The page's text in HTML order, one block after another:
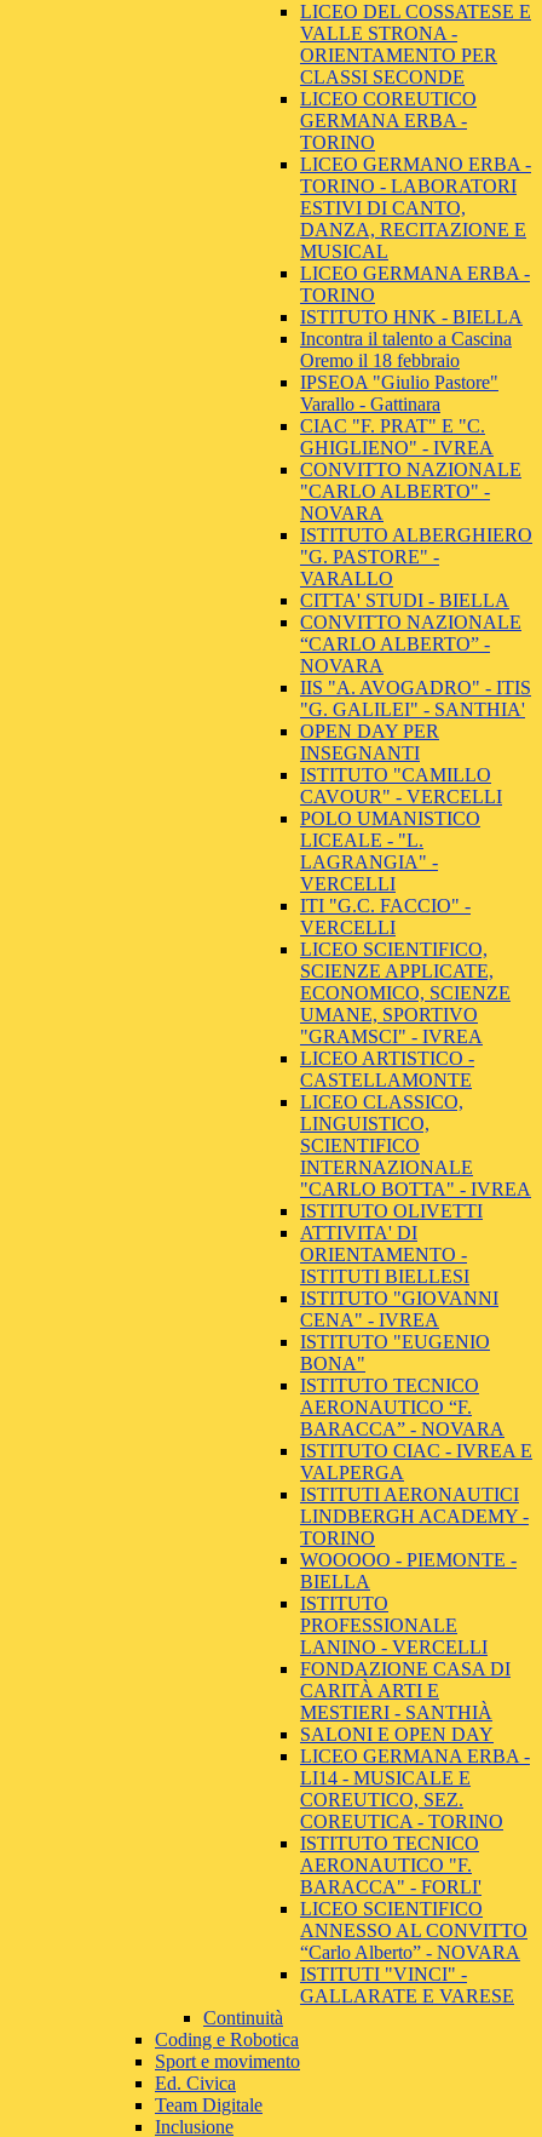
LICEO DEL COSSATESE E
VALLE STRONA -
ORIENTAMENTO PER
CLASSI SECONDE
LICEO COREUTICO
GERMANA ERBA -
TORINO
LICEO GERMANO ERBA -
TORINO - LABORATORI
ESTIVI DI CANTO,
DANZA, RECITAZIONE E
MUSICAL
LICEO GERMANA ERBA -
TORINO
ISTITUTO HNK - BIELLA
Incontra il talento a Cascina
Oremo il 18 febbraio
IPSEOA "Giulio Pastore"
Varallo - Gattinara
CIAC "F. PRAT" E "C.
GHIGLIENO" - IVREA
CONVITTO NAZIONALE
"CARLO ALBERTO" -
NOVARA
ISTITUTO ALBERGHIERO
"G. PASTORE" -
VARALLO
CITTA' STUDI - BIELLA
CONVITTO NAZIONALE
“CARLO ALBERTO” -
NOVARA
IIS "A. AVOGADRO" - ITIS
"G. GALILEI" - SANTHIA'
OPEN DAY PER
INSEGNANTI
ISTITUTO "CAMILLO
CAVOUR" - VERCELLI
POLO UMANISTICO
LICEALE - "L.
LAGRANGIA" -
VERCELLI
ITI "G.C. FACCIO" -
VERCELLI
LICEO SCIENTIFICO,
SCIENZE APPLICATE,
ECONOMICO, SCIENZE
UMANE, SPORTIVO
"GRAMSCI" - IVREA
LICEO ARTISTICO -
CASTELLAMONTE
LICEO CLASSICO,
LINGUISTICO,
SCIENTIFICO
INTERNAZIONALE
"CARLO BOTTA" - IVREA
ISTITUTO OLIVETTI
ATTIVITA' DI
ORIENTAMENTO -
ISTITUTI BIELLESI
ISTITUTO "GIOVANNI
CENA" - IVREA
ISTITUTO "EUGENIO
BONA"
ISTITUTO TECNICO
AERONAUTICO “F.
BARACCA” - NOVARA
ISTITUTO CIAC - IVREA E
VALPERGA
ISTITUTI AERONAUTICI
LINDBERGH ACADEMY -
TORINO
WOOOOO - PIEMONTE -
BIELLA
ISTITUTO
PROFESSIONALE
LANINO - VERCELLI
FONDAZIONE CASA DI
CARITÀ ARTI E
MESTIERI - SANTHIÀ
SALONI E OPEN DAY
LICEO GERMANA ERBA -
LI14 - MUSICALE E
COREUTICO, SEZ.
COREUTICA - TORINO
ISTITUTO TECNICO
AERONAUTICO "F.
BARACCA" - FORLI'
LICEO SCIENTIFICO
ANNESSO AL CONVITTO
“Carlo Alberto” - NOVARA
ISTITUTI "VINCI" -
GALLARATE E VARESE
Continuità
Coding e Robotica
Sport e movimento
Ed. Civica
Team Digitale
Inclusione